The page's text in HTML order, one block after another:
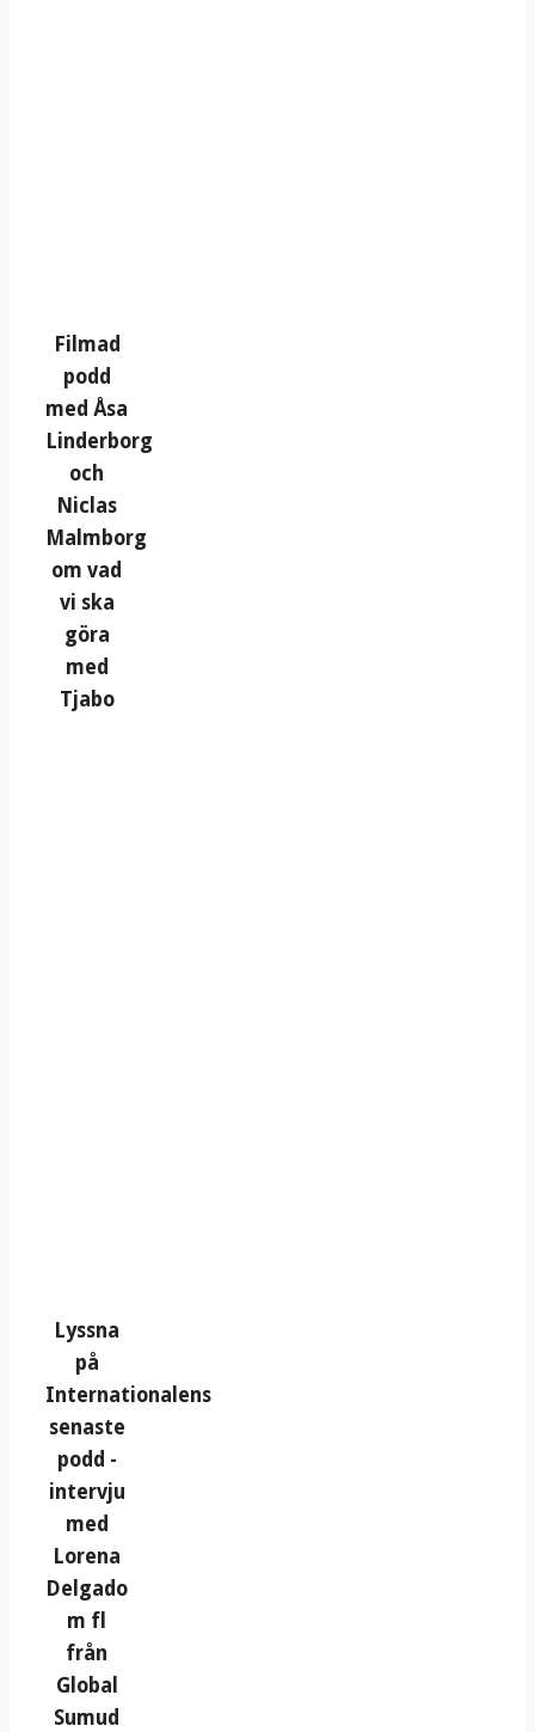
Filmad
podd
med Åsa
Linderborg
och
Niclas
Malmborg
om vad
vi ska
göra
med
Tjabo
Lyssna
på
Internationalens
senaste
podd -
intervju
med
Lorena
Delgado
m fl
från
Global
Sumud